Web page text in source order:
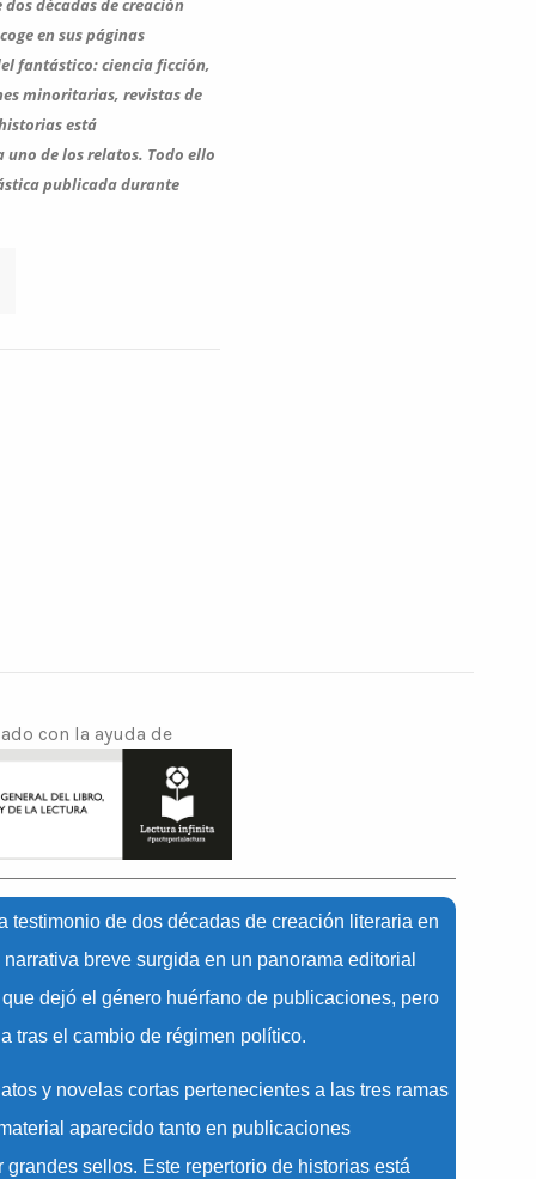
décadas de creación
en sus páginas
fantástico: ciencia ficción,
minoritarias, revistas de
está
de los relatos. Todo ello
publicada durante
con la ayuda de
testimonio de dos décadas de creación literaria en
breve surgida en un panorama editorial
dejó el género huérfano de publicaciones, pero
tras el cambio de régimen político.
y novelas cortas pertenecientes a las tres ramas
aparecido tanto en publicaciones
sellos. Este repertorio de historias está